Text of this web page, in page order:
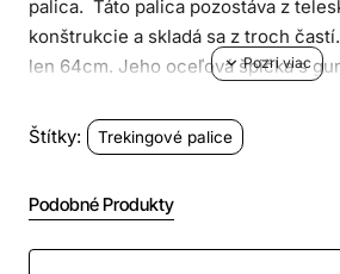
palica. Táto palica pozostáva z
konštrukcie a skladá sa z troch
len 64cm. Jeho oceľová špička s
J eho ergonomická rukoväť sa dá
poskytuje výbornú priľnavosť
Trekingové palice sú pomôckou,
Štítky: Trekingové palice
Podobné Produkty